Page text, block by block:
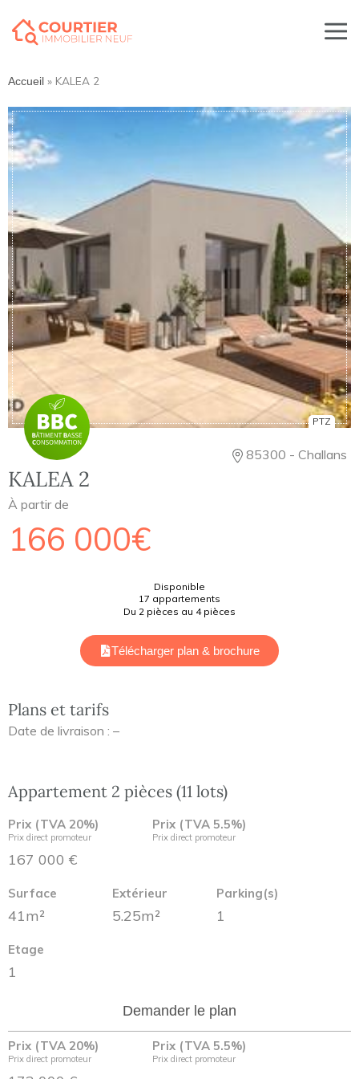
Accueil » KALEA 2
PTZ
85300 - Challans
KALEA 2
À partir de
166 000€
Disponible
17 appartements
Du 2 pièces au 4 pièces
Télécharger plan & brochure
Plans et tarifs
Date de livraison : –
Appartement 2 pièces (11 lots)
Prix (TVA 20%)
Prix direct promoteur
167 000 €
Prix (TVA 5.5%)
Prix direct promoteur
Surface
41m²
Extérieur
5.25m²
Parking(s)
1
Etage
1
Demander le plan
Prix (TVA 20%)
Prix direct promoteur
Prix (TVA 5.5%)
Prix direct promoteur